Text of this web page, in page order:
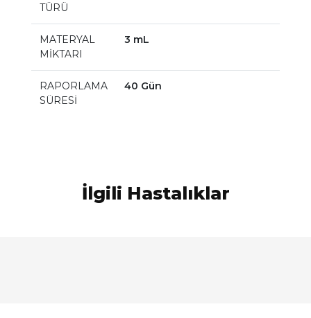
TÜRÜ
MATERYAL
MİKTARI
3 mL
RAPORLAMA
SÜRESİ
40 Gün
İlgili Hastalıklar